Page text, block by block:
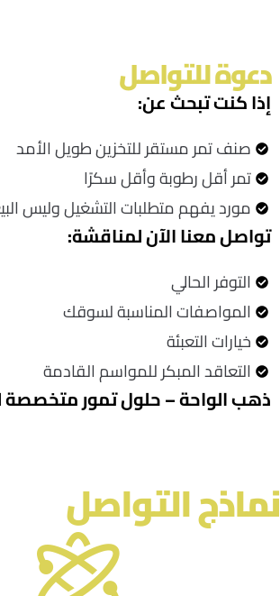
دعوة للتواصل
إذا كنت تبحث عن:
صنف تمر مستقر للتخزين طويل الأمد
تمر أقل رطوبة وأقل سكرًا
مورد يفهم متطلبات التشغيل وليس
تواصل معنا الآن لمناقشة:
التوفر الحالي
المواصفات المناسبة لسوقك
خيارات التعبئة
التعاقد المبكر للمواسم القادمة
ذهب الواحة – حلول تمور متخصصة
نماذج التواصل